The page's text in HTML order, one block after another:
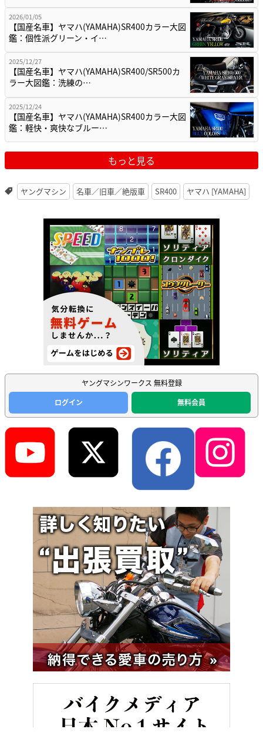
2026/01/05
【国産名車】ヤマハ(YAMAHA)SR400カラー大図
鑑：個性派グリーン・イ…
2025/12/27
【国産名車】ヤマハ(YAMAHA)SR400/SR500カ
ラー大図鑑：洗練の…
2025/12/24
【国産名車】ヤマハ(YAMAHA)SR400カラー大図
鑑：軽快・爽快なブルー…
もっと見る
ヤングマシン 名車／旧車／絶版車 SR400 ヤマハ [YAMAHA]
ヤングマシンワークス 無料登録
ログイン
無料会員